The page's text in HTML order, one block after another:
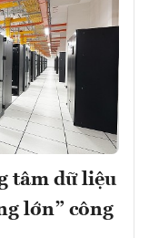
tâm dữ liệu
lớn” công